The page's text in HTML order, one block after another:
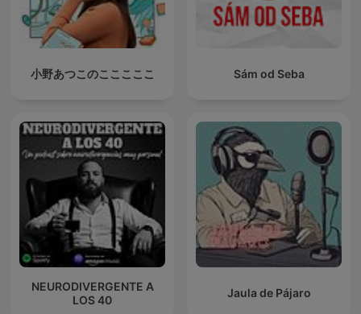
小野あつこのこここここ Sám od Seba
NEURODIVERGENTE A
LOS 40
Jaula de Pájaro